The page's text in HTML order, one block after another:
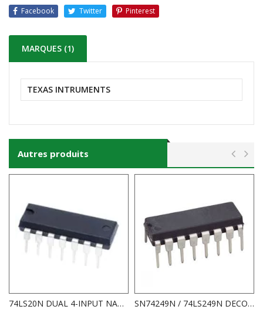
Facebook Twitter Pinterest
MARQUES (1)
TEXAS INTRUMENTS
Autres produits
74LS20N DUAL 4-INPUT NAND GATE. SN74249N / 74LS249N DECODEUR BCD 7 SEGMENTS